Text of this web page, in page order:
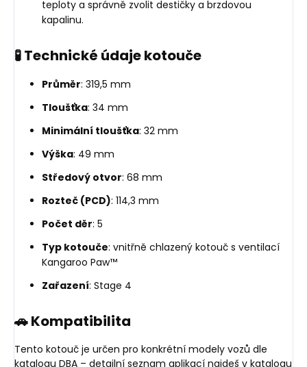
teploty a správně zvolit destičky a brzdovou
kapalinu.
🧪 Technické údaje kotouče
Průměr: 319,5 mm
Tloušťka: 34 mm
Minimální tloušťka: 32 mm
Výška: 49 mm
Středový otvor: 68 mm
Rozteč (PCD): 114,3 mm
Počet děr: 5
Typ kotouče: vnitřně chlazený kotouč s ventilací
Kangaroo Paw™
Zařazení: Stage 4
🚗 Kompatibilita
Tento kotouč je určen pro konkrétní modely vozů dle
katalogu DBA – detailní seznam aplikací najdeš v katalogu